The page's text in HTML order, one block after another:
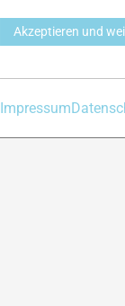
Akzeptieren und
Impressum